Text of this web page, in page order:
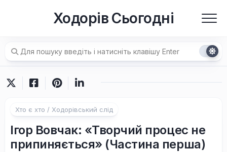
Ходорів Сьогодні
Хто є хто / Ходорівський слід
Ігор Вовчак: «Творчий процес не
припиняється» (Частина перша)